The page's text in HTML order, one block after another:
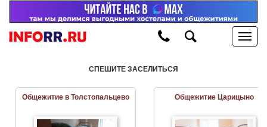
СПЕШИТЕ ЗАСЕЛИТЬСЯ
Общежитие в Толстопальцево Общежитие Царицыно